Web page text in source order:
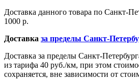
Доставка данного товара по Санкт-
1000 р.
Доставка за пределы Санкт-
Доставка за пределы Санкт-
из тарифа 40 руб./км, при этом
сохраняется, вне зависимости от